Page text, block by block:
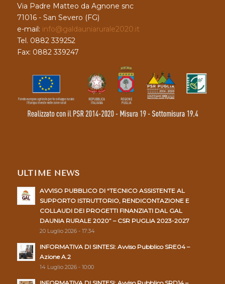
Via Padre Matteo da Agnone snc
71016 - San Severo (FG)
e-mail: info@galdauniarurale2020.it
Tel. 0882 339252
Fax: 0882 339247
ULTIME NEWS
AVVISO PUBBLICO DI “TECNICO ASSISTENTE AL
SUPPORTO ISTRUTTORIO, RENDICONTAZIONE E
COLLAUDI DEI PROGETTI FINANZIATI DAL GAL
DAUNIA RURALE 2020” – CSR PUGLIA 2023-2027
20 Luglio 2026 - 17:34
INFORMATIVA DI SINTESI: Avviso Pubblico SRE04 –
Azione A.2
14 Luglio 2026 - 10:00